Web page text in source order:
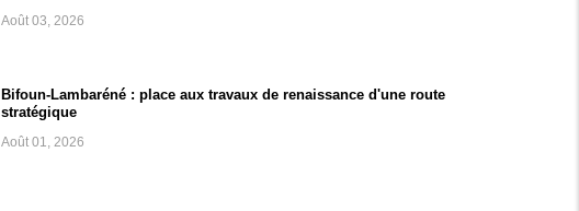
Août 03, 2026
Bifoun-Lambaréné : place aux travaux de renaissance d'une route
stratégique
Août 01, 2026